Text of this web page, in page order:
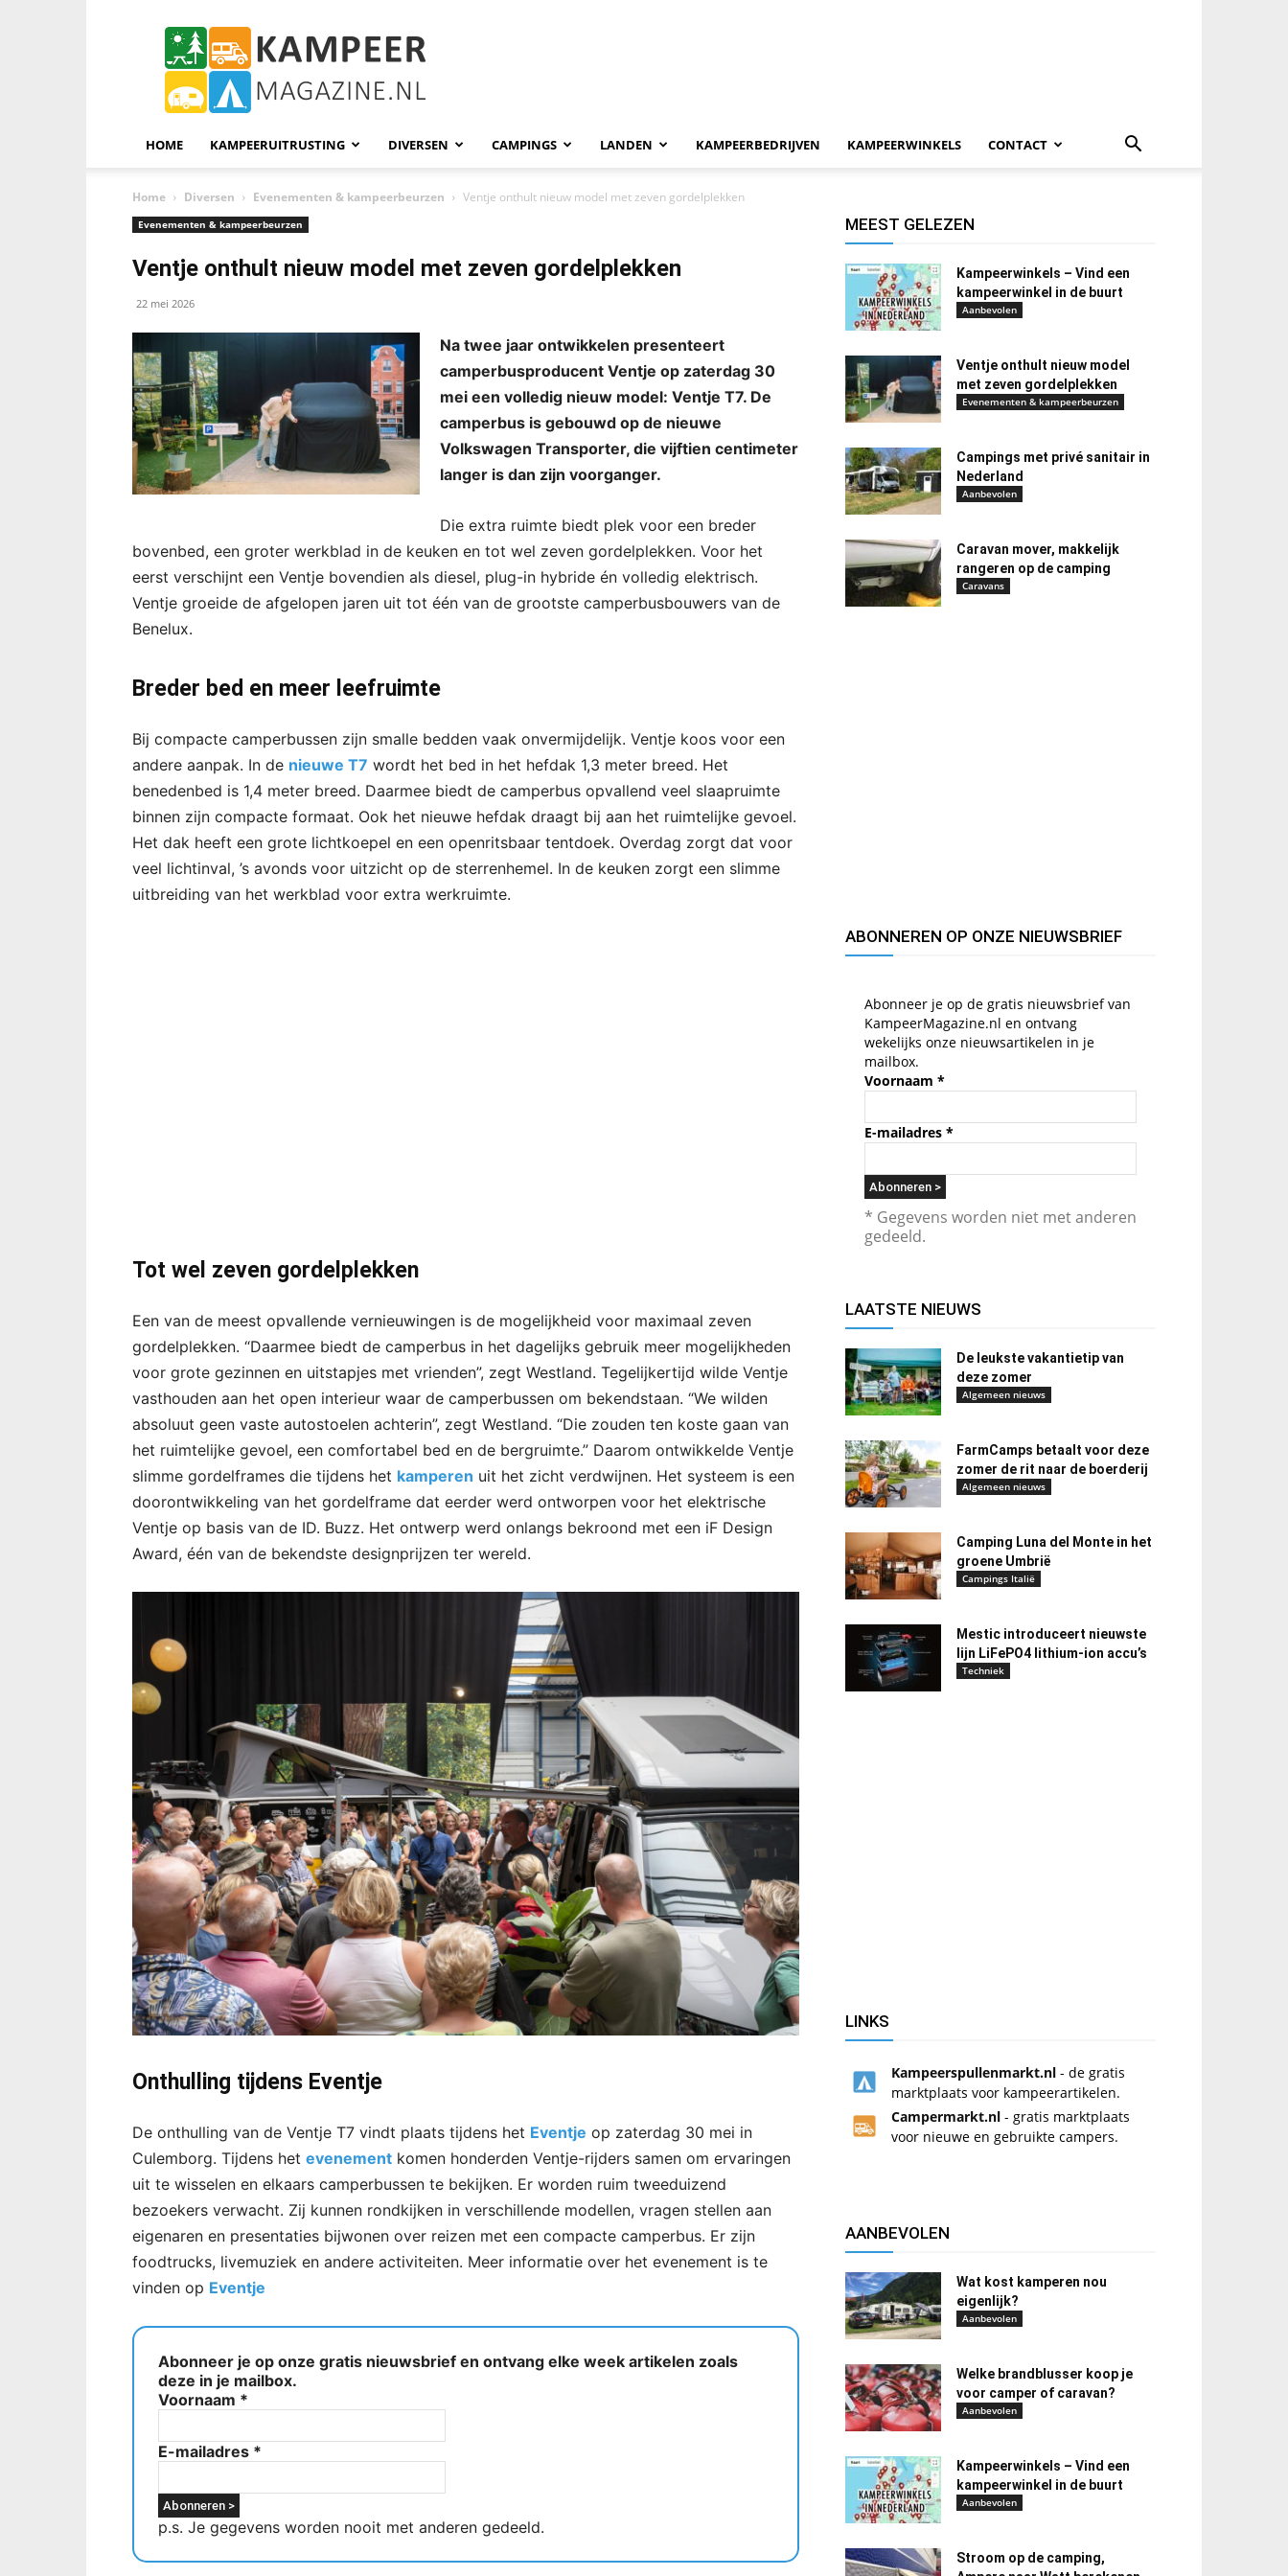
KampeerMagazine
HOME KAMPEERUITRUSTING DIVERSEN CAMPINGS LANDEN KAMPEERBEDRIJVEN KAMPEERWINKELS CONTACT
Home Diversen Evenementen & kampeerbeurzen Ventje onthult nieuw model met zeven gordelplekken
Evenementen & kampeerbeurzen
Ventje onthult nieuw model met zeven gordelplekken
22 mei 2026
Na twee jaar ontwikkelen presenteert
camperbusproducent Ventje op zaterdag 30
mei een volledig nieuw model: Ventje T7. De
camperbus is gebouwd op de nieuwe
Volkswagen Transporter, die vijftien centimeter
langer is dan zijn voorganger.
Die extra ruimte biedt plek voor een breder
bovenbed, een groter werkblad in de keuken en tot wel zeven gordelplekken. Voor het
eerst verschijnt een Ventje bovendien als diesel, plug-in hybride én volledig elektrisch.
Ventje groeide de afgelopen jaren uit tot één van de grootste camperbusbouwers van de
Benelux.
Breder bed en meer leefruimte
Bij compacte camperbussen zijn smalle bedden vaak onvermijdelijk. Ventje koos voor een
andere aanpak. In de nieuwe T7 wordt het bed in het hefdak 1,3 meter breed. Het
benedenbed is 1,4 meter breed. Daarmee biedt de camperbus opvallend veel slaapruimte
binnen zijn compacte formaat. Ook het nieuwe hefdak draagt bij aan het ruimtelijke gevoel.
Het dak heeft een grote lichtkoepel en een openritsbaar tentdoek. Overdag zorgt dat voor
veel lichtinval, ’s avonds voor uitzicht op de sterrenhemel. In de keuken zorgt een slimme
uitbreiding van het werkblad voor extra werkruimte.
Tot wel zeven gordelplekken
Een van de meest opvallende vernieuwingen is de mogelijkheid voor maximaal zeven
gordelplekken. “Daarmee biedt de camperbus in het dagelijks gebruik meer mogelijkheden
voor grote gezinnen en uitstapjes met vrienden”, zegt Westland. Tegelijkertijd wilde Ventje
vasthouden aan het open interieur waar de camperbussen om bekendstaan. “We wilden
absoluut geen vaste autostoelen achterin”, zegt Westland. “Die zouden ten koste gaan van
het ruimtelijke gevoel, een comfortabel bed en de bergruimte.” Daarom ontwikkelde Ventje
slimme gordelframes die tijdens het kamperen uit het zicht verdwijnen. Het systeem is een
doorontwikkeling van het gordelframe dat eerder werd ontworpen voor het elektrische
Ventje op basis van de ID. Buzz. Het ontwerp werd onlangs bekroond met een iF Design
Award, één van de bekendste designprijzen ter wereld.
Onthulling tijdens Eventje
De onthulling van de Ventje T7 vindt plaats tijdens het Eventje op zaterdag 30 mei in
Culemborg. Tijdens het evenement komen honderden Ventje-rijders samen om ervaringen
uit te wisselen en elkaars camperbussen te bekijken. Er worden ruim tweeduizend
bezoekers verwacht. Zij kunnen rondkijken in verschillende modellen, vragen stellen aan
eigenaren en presentaties bijwonen over reizen met een compacte camperbus. Er zijn
foodtrucks, livemuziek en andere activiteiten. Meer informatie over het evenement is te
vinden op Eventje
Abonneer je op onze gratis nieuwsbrief en ontvang elke week artikelen zoals
deze in je mailbox.
Voornaam *
E-mailadres *
p.s. Je gegevens worden nooit met anderen gedeeld.
MEEST GELEZEN
Kampeerwinkels – Vind een
kampeerwinkel in de buurt
Aanbevolen
Ventje onthult nieuw model
met zeven gordelplekken
Evenementen & kampeerbeurzen
Campings met privé sanitair in
Nederland
Aanbevolen
Caravan mover, makkelijk
rangeren op de camping
Caravans
ABONNEREN OP ONZE NIEUWSBRIEF
Abonneer je op de gratis nieuwsbrief van
KampeerMagazine.nl en ontvang
wekelijks onze nieuwsartikelen in je
mailbox.
Voornaam *
E-mailadres *
* Gegevens worden niet met anderen
gedeeld.
LAATSTE NIEUWS
De leukste vakantietip van
deze zomer
Algemeen nieuws
FarmCamps betaalt voor deze
zomer de rit naar de boerderij
Algemeen nieuws
Camping Luna del Monte in het
groene Umbrië
Campings Italië
Mestic introduceert nieuwste
lijn LiFePO4 lithium-ion accu’s
Techniek
LINKS
Kampeerspullenmarkt.nl - de gratis
marktplaats voor kampeerartikelen.
Campermarkt.nl - gratis marktplaats
voor nieuwe en gebruikte campers.
AANBEVOLEN
Wat kost kamperen nou
eigenlijk?
Aanbevolen
Welke brandblusser koop je
voor camper of caravan?
Aanbevolen
Kampeerwinkels – Vind een
kampeerwinkel in de buurt
Aanbevolen
Stroom op de camping,